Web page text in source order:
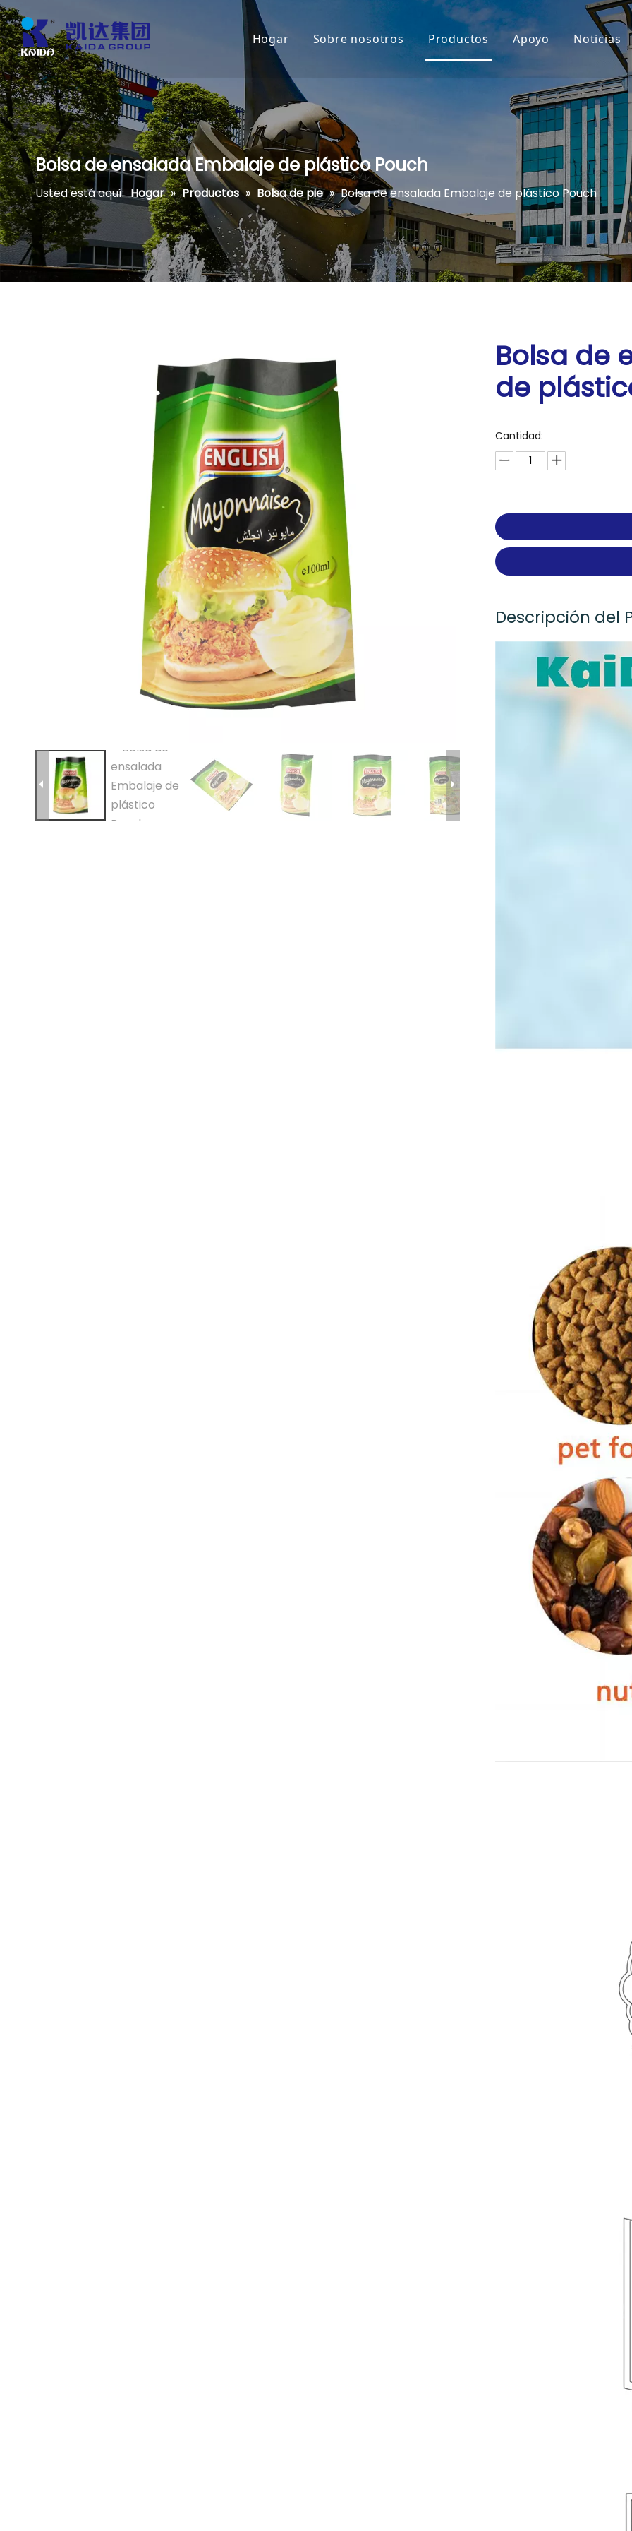
Hogar Sobre nosotros Productos Apoyo Noticias
Bolsa de ensalada Embalaje de plástico Pouch
Usted está aquí: Hogar » Productos » Bolsa de pie » Bolsa de ensalada Embalaje de plástico Pouch
Bolsa de
de
Cantidad:
Descripción del